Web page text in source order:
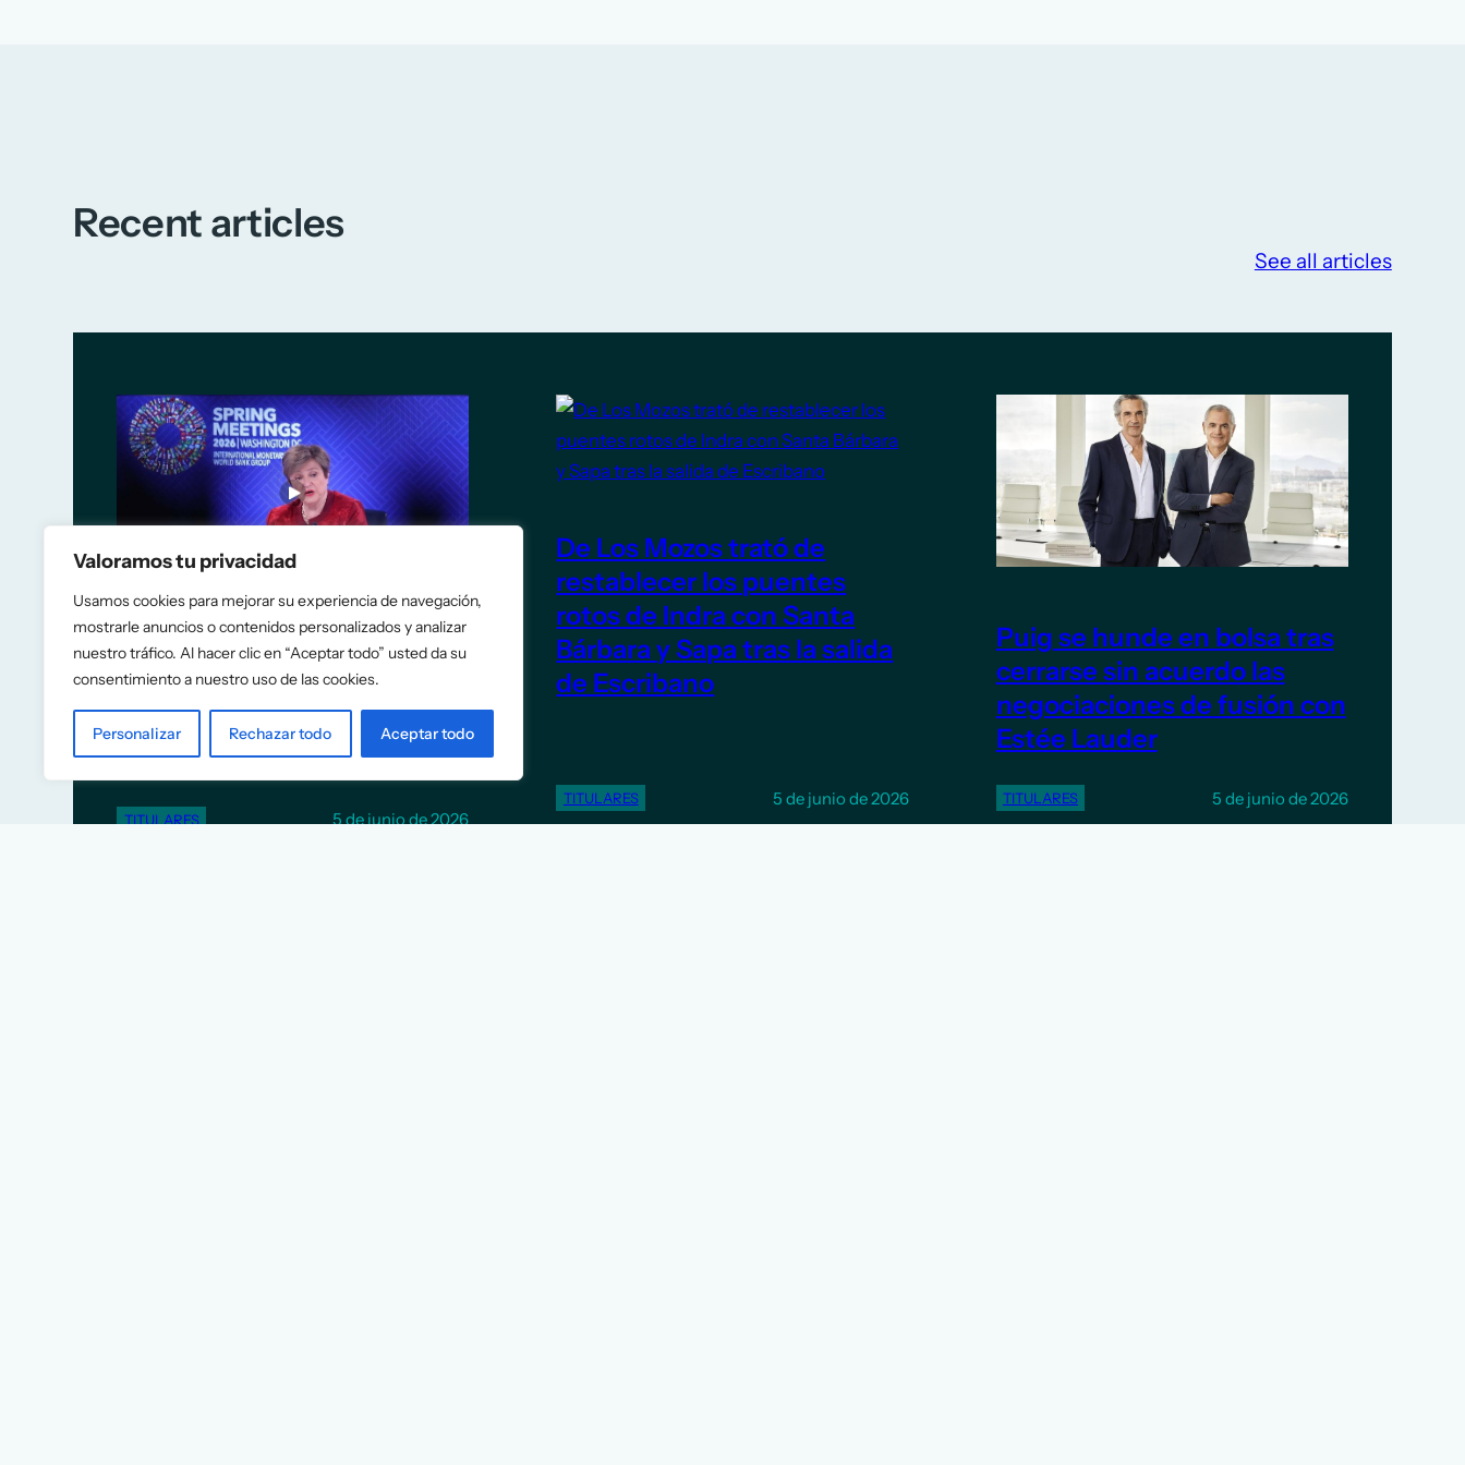
Valoramos tu privacidad
Usamos cookies para mejorar su experiencia de navegación,
mostrarle anuncios o contenidos personalizados y analizar
nuestro tráfico. Al hacer clic en “Aceptar todo” usted da su
consentimiento a nuestro uso de las cookies.
Personalizar Rechazar todo Aceptar todo
Recent articles
See all articles
El FMI recomienda a España
eliminar las rebajas fiscales a
la energía y construir más
vivienda
TITULARES 5 de junio de 2026
De Los Mozos trató de
restablecer los puentes
rotos de Indra con Santa
Bárbara y Sapa tras la salida
de Escribano
TITULARES 5 de junio de 2026
Puig se hunde en bolsa tras
cerrarse sin acuerdo las
negociaciones de fusión con
Estée Lauder
TITULARES 5 de junio de 2026